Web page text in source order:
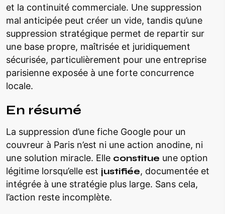
et la continuité commerciale. Une suppression
mal anticipée peut créer un vide, tandis qu’une
suppression stratégique permet de repartir sur
une base propre, maîtrisée et juridiquement
sécurisée, particulièrement pour une entreprise
parisienne exposée à une forte concurrence
locale.
En résumé
La suppression d’une fiche Google pour un
couvreur à Paris n’est ni une action anodine, ni
une solution miracle. Elle constitue une option
légitime lorsqu’elle est justifiée, documentée et
intégrée à une stratégie plus large. Sans cela,
l’action reste incomplète.